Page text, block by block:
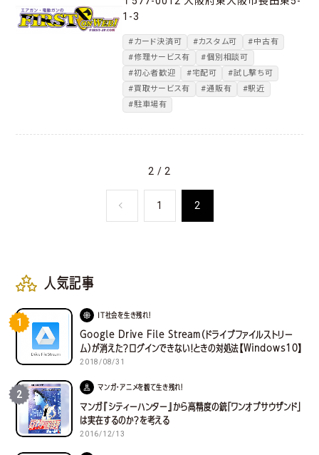
1-3
#カード決済可 #カスタム可
#中古有
#修理サービス有
#個別相談可
#初心者歓迎
#宅配可
#試し撃ち可
#買取サービス有
#通販有
#駅近
#駐車場有
2 / 2
1 2
人気記事
1
IT社会を生き残れ！
Google Drive File Stream（ドライブファイルストリー
ム）が消えた？ログインできない！ときの対処法【Windows10】
2018/08/31
2
マンガ・アニメを観て生き残れ！
マンガ『シティーハンター』から高精度の銃「ワンオブサウザンド」
は実在するのか？を考える
2016/12/13